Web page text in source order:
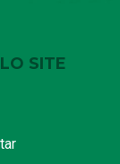
SITE